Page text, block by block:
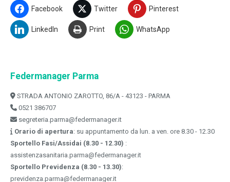
Facebook Twitter Pinterest
LinkedIn Print WhatsApp
Federmanager Parma
STRADA ANTONIO ZAROTTO, 86/A - 43123 - PARMA
0521 386707
segreteria.parma@federmanager.it
Orario di apertura: su appuntamento da lun. a ven. ore 8.30 - 12.30
Sportello Fasi/Assidai (8.30 - 12.30) :
assistenzasanitaria.parma@federmanager.it
Sportello Previdenza (8.30 - 13.30):
previdenza.parma@federmanager.it